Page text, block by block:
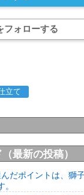
ォローする
立て
最新の投稿）
だポイントは、獅